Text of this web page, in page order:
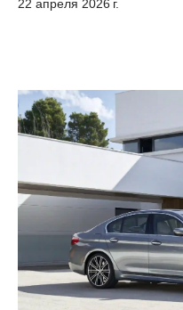
22 апреля 2026 г.